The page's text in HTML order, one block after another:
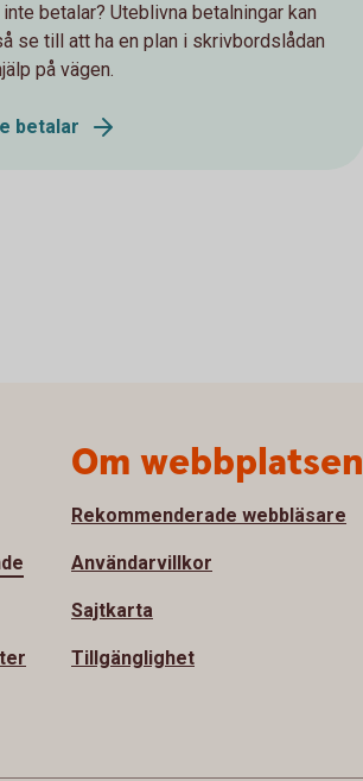
betalar? Uteblivna betalningar kan
se till att ha en plan i skrivbordslådan
på vägen.
betalar
Om webbplatsen
Rekommenderade webbläsare
Användarvillkor
Sajtkarta
Tillgänglighet